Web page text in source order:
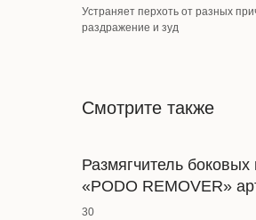
Устраняет перхоть от разных
раздражение и зуд
Смотрите также
Размягчитель боковых
«PODO REMOVER»
30